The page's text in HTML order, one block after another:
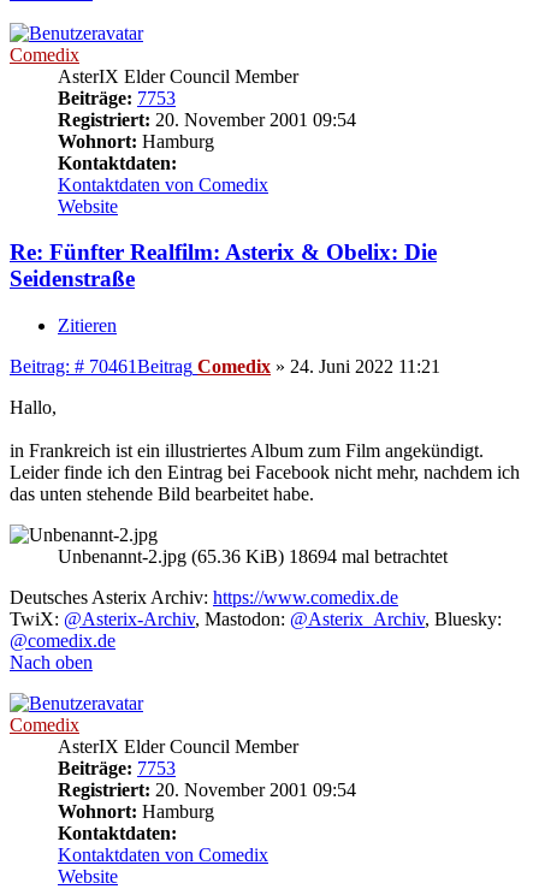
Comedix
AsterIX Elder Council Member
Beiträge: 7753
Registriert: 20. November 2001 09:54
Wohnort: Hamburg
Kontaktdaten:
Kontaktdaten von Comedix
Website
Re: Fünfter Realfilm: Asterix & Obelix: Die
Seidenstraße
Zitieren
Beitrag: # 70461Beitrag Comedix » 24. Juni 2022 11:21
Hallo,
in Frankreich ist ein illustriertes Album zum Film angekündigt.
Leider finde ich den Eintrag bei Facebook nicht mehr, nachdem ich
das unten stehende Bild bearbeitet habe.
Unbenannt-2.jpg (65.36 KiB) 18694 mal betrachtet
Deutsches Asterix Archiv: https://www.comedix.de
TwiX: @Asterix-Archiv, Mastodon: @Asterix_Archiv, Bluesky:
@comedix.de
Nach oben
Comedix
AsterIX Elder Council Member
Beiträge: 7753
Registriert: 20. November 2001 09:54
Wohnort: Hamburg
Kontaktdaten:
Kontaktdaten von Comedix
Website